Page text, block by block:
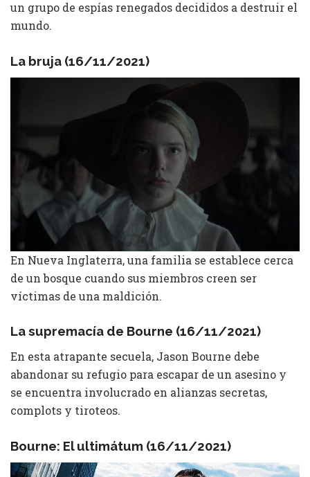
un grupo de espías renegados decididos a destruir el
mundo.
La bruja (16/11/2021)
En Nueva Inglaterra, una familia se establece cerca
de un bosque cuando sus miembros creen ser
víctimas de una maldición.
La supremacía de Bourne (16/11/2021)
En esta atrapante secuela, Jason Bourne debe
abandonar su refugio para escapar de un asesino y
se encuentra involucrado en alianzas secretas,
complots y tiroteos.
Bourne: El ultimátum (16/11/2021)